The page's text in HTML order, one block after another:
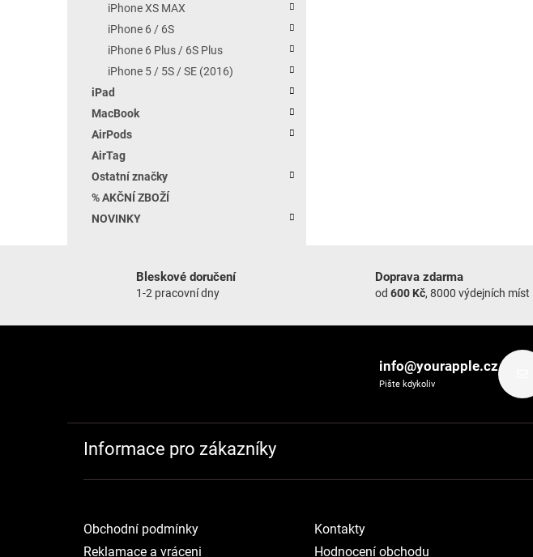
iPhone XS MAX
iPhone 6 / 6S
iPhone 6 Plus / 6S Plus
iPhone 5 / 5S / SE (2016)
iPad
MacBook
AirPods
AirTag
Ostatní značky
% AKČNÍ ZBOŽÍ
NOVINKY
Bleskové doručení
1-2 pracovní dny
Doprava zdarma
od 600 Kč, 8000 výdejních míst
info@yourapple.cz
Pište kdykoliv
Informace pro zákazníky
Obchodní podmínky
Reklamace a vráceni
Kontakty
Hodnocení obchodu